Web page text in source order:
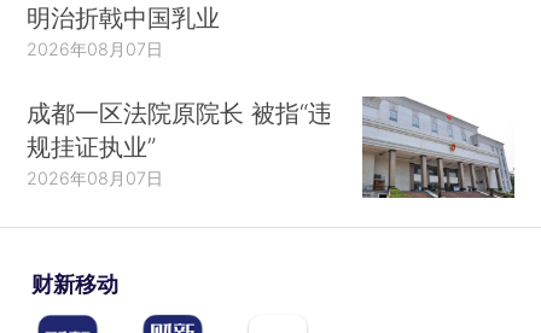
明治折戟中国乳业
2026年08月07日
成都一区法院原院长 被指“违
规挂证执业”
2026年08月07日
财新移动